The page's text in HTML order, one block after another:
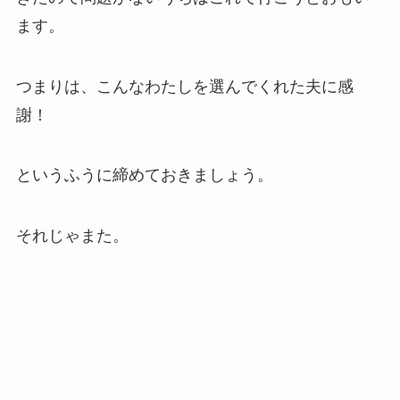
ます。
つまりは、こんなわたしを選んでくれた夫に感
謝！
というふうに締めておきましょう。
それじゃまた。